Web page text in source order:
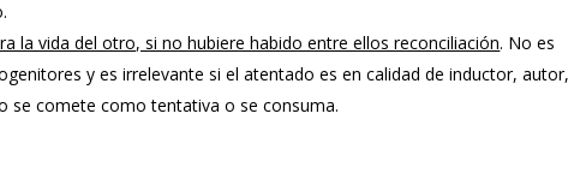
la vida del otro, si no hubiere habido entre ellos reconciliación. No es
y es irrelevante si el atentado es en calidad de inductor, autor,
se comete como tentativa o se consuma.